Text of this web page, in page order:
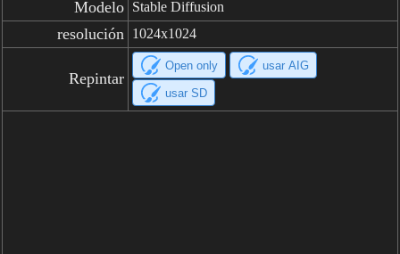
Modelo Stable Diffusion
resolución 1024x1024
Repintar
Open only usar AIG
usar SD